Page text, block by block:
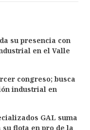
su presencia con
en el Valle
congreso; busca
industrial en
GAL suma
su flota en pro de la